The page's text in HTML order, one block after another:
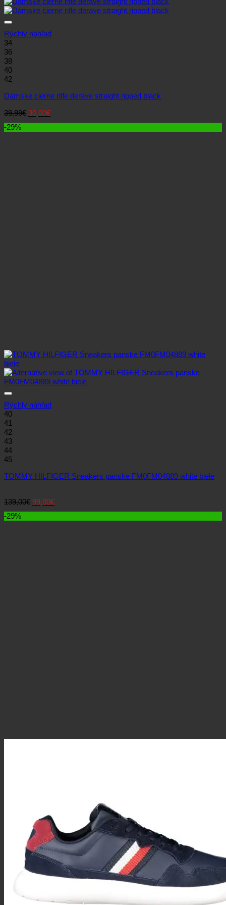
Rýchly náhľad
34
36
38
40
42
Dámske cierne rifle derave straight ripped black
39,99€ Pôvodná
cena
bola:
30,00€Aktuálna
cena
je:
-29%
Rýchly náhľad
40
41
42
43
44
45
TOMMY HILFIGER Sneakers panske FM0FM04889 white biele
139,00€ Pôvodná
cena
bola:
99,00€Aktuálna
cena
je:
-29%